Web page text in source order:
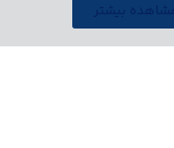
مشاهده بیشتر